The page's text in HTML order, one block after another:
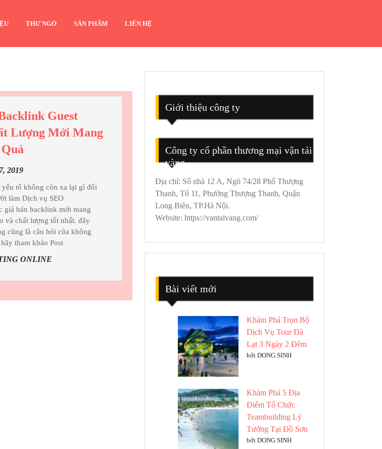
THƯ NGỎ SẢN PHẨM LIÊN HỆ
Guest
Lượng Mới Mang
Guest
Posst
Chất
Lượng Mới Mang
Lại Hiệu
Quả
201927
7,
2019
tố không còn xa lại gì đối
làm Dịch vụ SEO
giá bán backlink mới mang
và chất lượng tốt nhất. đây
cũng là câu hỏi của không
tham khảo Post
ONLINE
Giới thiệu công ty
Công ty cổ phần thương mại vận tải
vàng
Địa chỉ: Số nhà 12 A, Ngõ 74/28 Phố Thượng
Thanh, Tổ 11, Phường Thượng Thanh, Quận
Long Biên, TP.Hà Nội.
Website: https://vantaivang.com/
Bài viết mới
Khám Phá Trọn Bộ
Dịch Vụ Tour Đà
Lạt 3 Ngày 2 Đêm
bởi DONG SINH
Khám Phá 5 Địa
Điểm Tổ Chức
Teambuilding Lý
Tưởng Tại Đồ Sơn
bởi DONG SINH